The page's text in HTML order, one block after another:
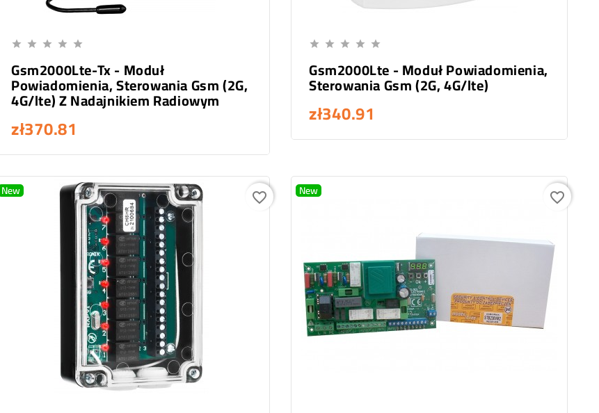
    
Gsm2000Lte-Tx - Moduł
Powiadomienia, Sterowania Gsm (2G,
4G/lte) Z Nadajnikiem Radiowym
zł370.81
    
Gsm2000Lte - Moduł Powiadomienia,
Sterowania Gsm (2G, 4G/lte)
zł340.91
New favorite_border New favorite_border